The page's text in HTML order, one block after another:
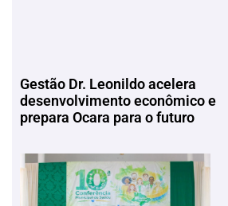
Gestão Dr. Leonildo acelera
desenvolvimento econômico e
prepara Ocara para o futuro